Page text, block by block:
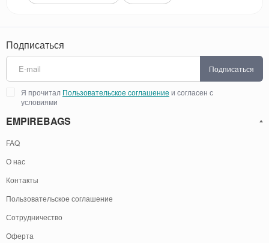
Подписаться
Подписаться
Я прочитал Пользовательское соглашение и согласен с
условиями
EMPIREBAGS
FAQ
О нас
Контакты
Пользовательское соглашение
Сотрудничество
Оферта